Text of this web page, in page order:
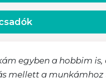
egyben a hobbim
mellett a